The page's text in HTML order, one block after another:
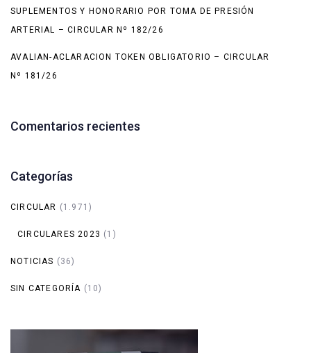
SUPLEMENTOS Y HONORARIO POR TOMA DE PRESIÓN
ARTERIAL – CIRCULAR Nº 182/26
AVALIAN-ACLARACION TOKEN OBLIGATORIO – CIRCULAR
Nº 181/26
Comentarios recientes
Categorías
CIRCULAR (1.971)
CIRCULARES 2023 (1)
NOTICIAS (36)
SIN CATEGORÍA (10)